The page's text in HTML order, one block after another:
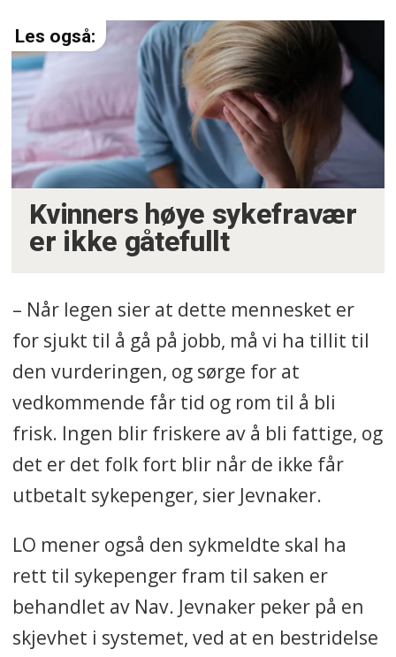
Kvinners høye sykefravær
er ikke gåtefullt
– Når legen sier at dette mennesket er
for sjukt til å gå på jobb, må vi ha tillit til
den vurderingen, og sørge for at
vedkommende får tid og rom til å bli
frisk. Ingen blir friskere av å bli fattige, og
det er det folk fort blir når de ikke får
utbetalt sykepenger, sier Jevnaker.
LO mener også den sykmeldte skal ha
rett til sykepenger fram til saken er
behandlet av Nav. Jevnaker peker på en
skjevhet i systemet, ved at en bestridelse